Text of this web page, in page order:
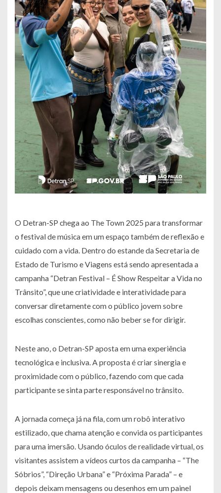
O Detran-SP chega ao The Town 2025 para transformar
o festival de música em um espaço também de reflexão e
cuidado com a vida. Dentro do estande da Secretaria de
Estado de Turismo e Viagens está sendo apresentada a
campanha “Detran Festival – É Show Respeitar a Vida no
Trânsito”, que une criatividade e interatividade para
conversar diretamente com o público jovem sobre
escolhas conscientes, como não beber se for dirigir.
Neste ano, o Detran-SP aposta em uma experiência
tecnológica e inclusiva. A proposta é criar sinergia e
proximidade com o público, fazendo com que cada
participante se sinta parte responsável no trânsito.
A jornada começa já na fila, com um robô interativo
estilizado, que chama atenção e convida os participantes
para uma imersão. Usando óculos de realidade virtual, os
visitantes assistem a vídeos curtos da campanha – “The
Sóbrios”, “Direção Urbana”e “Próxima Parada” – e
depois deixam mensagens ou desenhos em um painel